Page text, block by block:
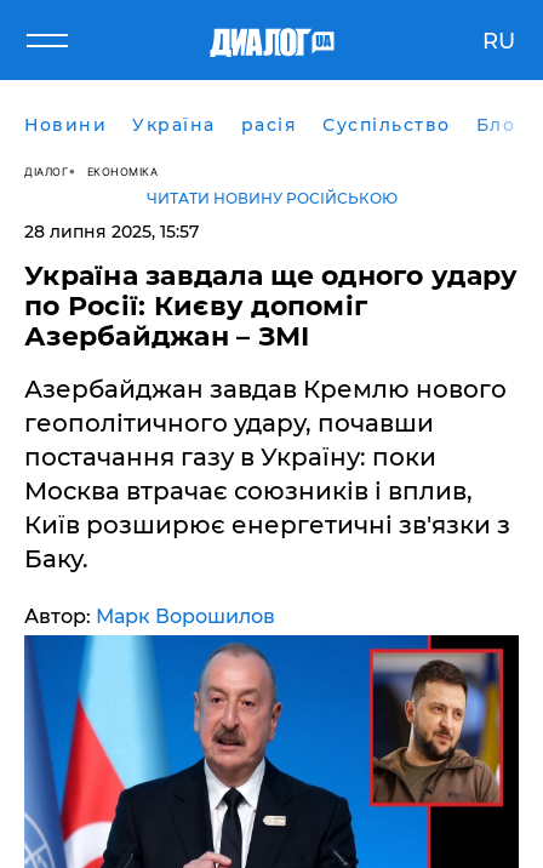
RU
Новини Україна расія Суспільство Блоги
ДІАЛОГ ЕКОНОМІКА
ЧИТАТИ НОВИНУ РОСІЙСЬКОЮ
28 липня 2025, 15:57
Україна завдала ще одного удару
по Росії: Києву допоміг
Азербайджан – ЗМІ
Азербайджан завдав Кремлю нового
геополітичного удару, почавши
постачання газу в Україну: поки
Москва втрачає союзників і вплив,
Київ розширює енергетичні зв'язки з
Баку.
Автор: Марк Ворошилов